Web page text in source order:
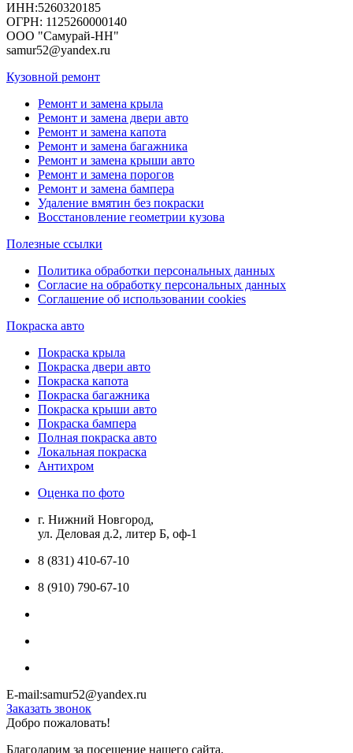
ИНН:5260320185
ОГРН: 1125260000140
ООО "Самурай-НН"
samur52@yandex.ru
Кузовной ремонт
Ремонт и замена крыла
Ремонт и замена двери авто
Ремонт и замена капота
Ремонт и замена багажника
Ремонт и замена крыши авто
Ремонт и замена порогов
Ремонт и замена бампера
Удаление вмятин без покраски
Восстановление геометрии кузова
Полезные ссылки
Политика обработки персональных данных
Согласие на обработку персональных данных
Соглашение об использовании cookies
Покраска авто
Покраска крыла
Покраска двери авто
Покраска капота
Покраска багажника
Покраска крыши авто
Покраска бампера
Полная покраска авто
Локальная покраска
Антихром
Оценка по фото
г. Нижний Новгород,
ул. Деловая д.2, литер Б, оф-1
8 (831) 410-67-10
8 (910) 790-67-10
E-mail:samur52@yandex.ru
Заказать звонок
Добро пожаловать!
Благодарим за посещение нашего сайта.